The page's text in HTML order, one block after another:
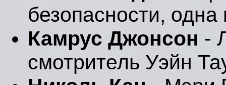
безопасности,
Камрус Джонсон -
смотритель Уэйн